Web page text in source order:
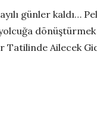
günler kaldı…
Tatilinde Ailecek